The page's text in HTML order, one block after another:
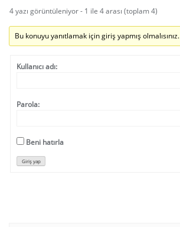
4 yazı görüntüleniyor - 1 ile 4 arası (toplam 4)
Bu konuyu yanıtlamak için giriş yapmış olmalısınız.
Kullanıcı adı:
Parola:
Beni hatırla
Giriş yap